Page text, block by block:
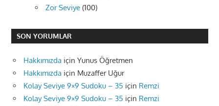
Zor Seviye (100)
SON YORUMLAR
Hakkımızda için Yunus Öğretmen
Hakkımızda için Muzaffer Uğur
Kolay Seviye 9×9 Sudoku – 35 için Remzi
Kolay Seviye 9×9 Sudoku – 35 için Remzi